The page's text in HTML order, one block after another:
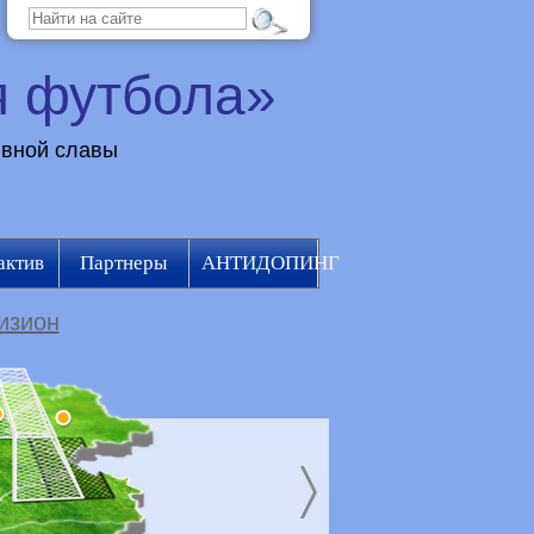
футбола»
славы
Партнеры АНТИДОПИНГ